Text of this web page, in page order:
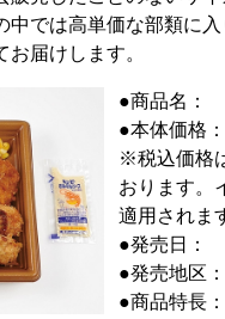
中では高単価な部類に
届けします。
●商品名：
●本体価格
※税込価格
おります。
適用されま
●発売日：
●発売地区
●商品特長：